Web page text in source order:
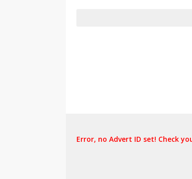
Error, no Advert ID set! Check